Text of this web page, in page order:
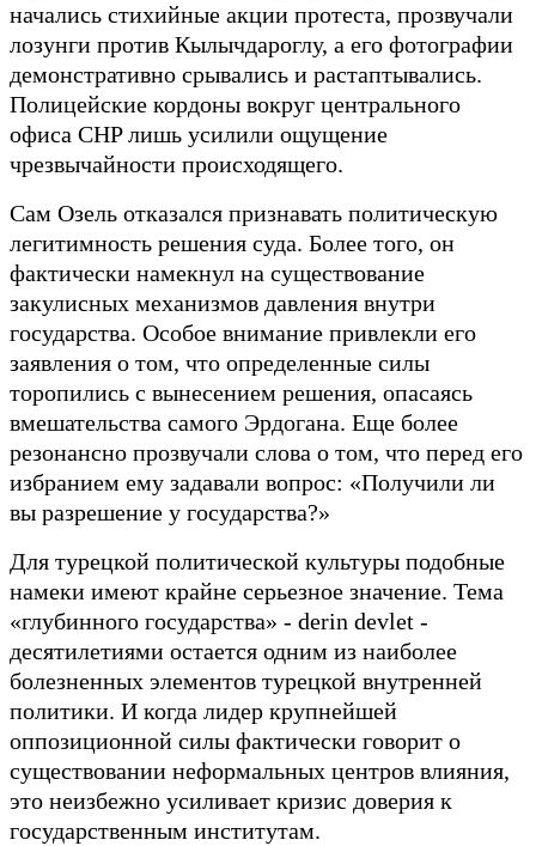
начались стихийные акции протеста, прозвучали
лозунги против Кылычдароглу, а его фотографии
демонстративно срывались и растаптывались.
Полицейские кордоны вокруг центрального
офиса CHP лишь усилили ощущение
чрезвычайности происходящего.
Сам Озель отказался признавать политическую
легитимность решения суда. Более того, он
фактически намекнул на существование
закулисных механизмов давления внутри
государства. Особое внимание привлекли его
заявления о том, что определенные силы
торопились с вынесением решения, опасаясь
вмешательства самого Эрдогана. Еще более
резонансно прозвучали слова о том, что перед его
избранием ему задавали вопрос: «Получили ли
вы разрешение у государства?»
Для турецкой политической культуры подобные
намеки имеют крайне серьезное значение. Тема
«глубинного государства» - derin devlet -
десятилетиями остается одним из наиболее
болезненных элементов турецкой внутренней
политики. И когда лидер крупнейшей
оппозиционной силы фактически говорит о
существовании неформальных центров влияния,
это неизбежно усиливает кризис доверия к
государственным институтам.